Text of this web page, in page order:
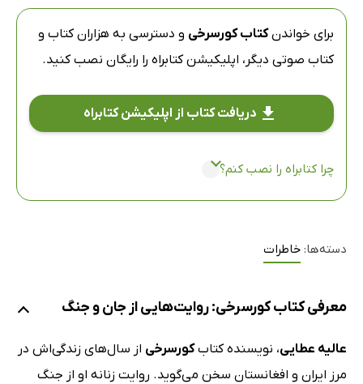
برای خواندنکتاب کورسرخی و دسترسی به هزاران کتاب و
کتاب صوتی دیگر، اپلیکیشن کتابراه را رایگان نصب کنید.
دریافت کتاب از اپلیکیشن کتابراه
چرا کتابراه را نصب کنم؟
دسته‌ها: خاطرات
معرفی کتاب کورسرخی: روایت‌هایی از جان و جنگ
عالیه عطایی، نویسنده کتابکورسرخی از سال‌های زندگی‌اش در
مرز ایران و افغانستان سخن می‌گوید. روایت زنانه او از جنگ